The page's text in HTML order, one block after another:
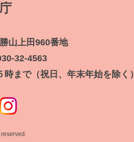
山上田960番地
32-4563
まで（祝日、年末年始を除く）